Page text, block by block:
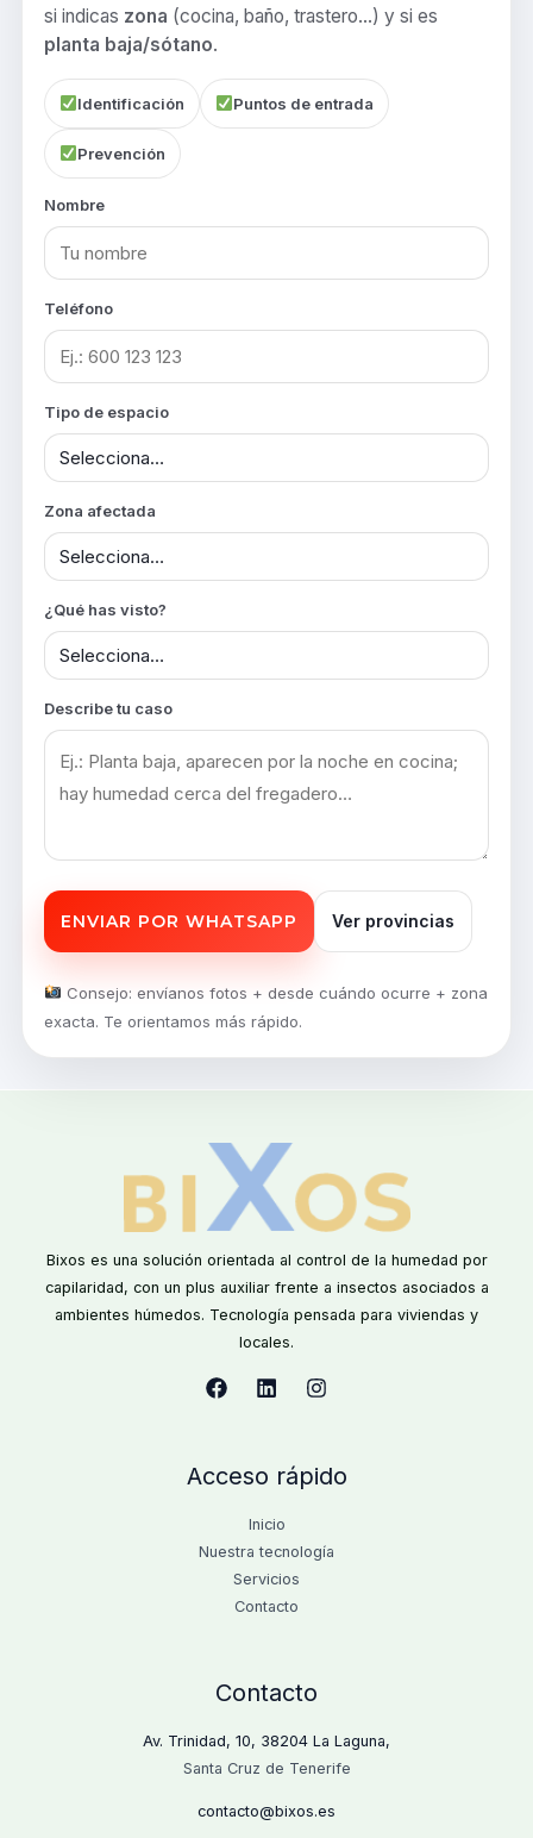
si indicas zona (cocina, baño, trastero…) y si es
planta baja/sótano.
Identificación Puntos de entrada
Prevención
Nombre
Teléfono
Tipo de espacio
Zona afectada
¿Qué has visto?
Describe tu caso
ENVIAR POR WHATSAPP Ver provincias
Consejo: envíanos fotos + desde cuándo ocurre + zona
exacta. Te orientamos más rápido.
Bixos es una solución orientada al control de la humedad por
capilaridad, con un plus auxiliar frente a insectos asociados a
ambientes húmedos. Tecnología pensada para viviendas y
locales.
Acceso rápido
Inicio
Nuestra tecnología
Servicios
Contacto
Contacto
Av. Trinidad, 10, 38204 La Laguna,
Santa Cruz de Tenerife
contacto@bixos.es